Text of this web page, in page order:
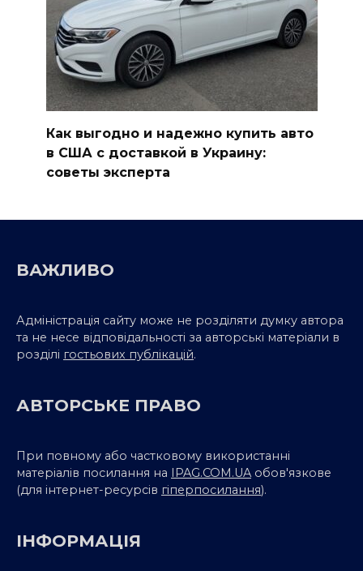
Как выгодно и надежно купить авто
в США с доставкой в Украину:
советы эксперта
ВАЖЛИВО
Адміністрація сайту може не розділяти думку автора
та не несе відповідальності за авторські матеріали в
розділі гостьових публікацій.
АВТОРСЬКЕ ПРАВО
При повному або частковому використанні
матеріалів посилання на IPAG.COM.UA обов'язкове
(для інтернет-ресурсів гіперпосилання).
ІНФОРМАЦІЯ